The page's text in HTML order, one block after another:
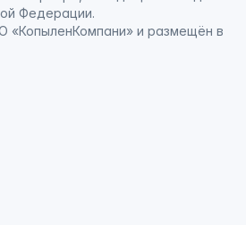
Федерации.
«КопыленКомпани» и размещён в